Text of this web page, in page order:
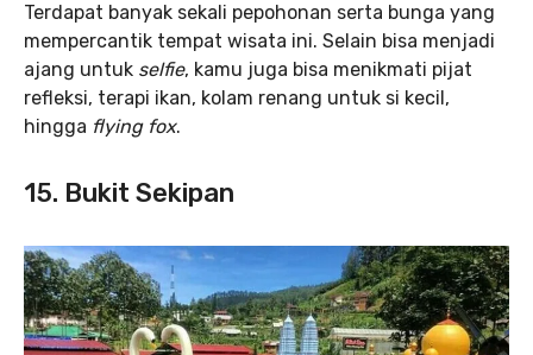
Terdapat banyak sekali pepohonan serta bunga yang
mempercantik tempat wisata ini. Selain bisa menjadi
ajang untuk selfie, kamu juga bisa menikmati pijat
refleksi, terapi ikan, kolam renang untuk si kecil,
hingga flying fox.
15. Bukit Sekipan